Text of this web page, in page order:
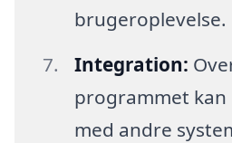
brugeroplevelse.
Integration:
programmet
med andre